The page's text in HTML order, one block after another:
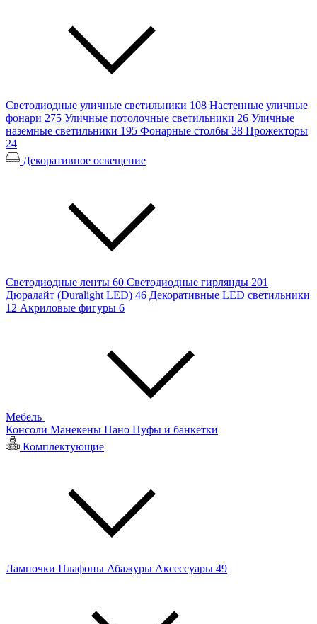
Светодиодные уличные светильники 108 Настенные уличные
фонари 275 Уличные потолочные светильники 26 Уличные
наземные светильники 195 Фонарные столбы 38 Прожекторы
24
Декоративное освещение
Светодиодные ленты 60 Светодиодные гирлянды 201
Дюралайт (Duralight LED) 46 Декоративные LED светильники
12 Акриловые фигуры 6
Мебель
Консоли Манекены Пано Пуфы и банкетки
Комплектующие
Лампочки Плафоны Абажуры Аксессуары 49